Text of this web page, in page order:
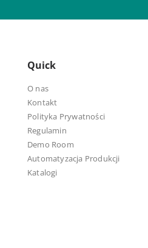
Quick
O nas
Kontakt
Polityka Prywatności
Regulamin
Demo Room
Automatyzacja Produkcji
Katalogi